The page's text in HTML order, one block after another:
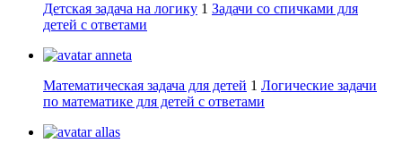
Детская задача на логику 1 Задачи со спичками для
детей с ответами
anneta
Математическая задача для детей 1 Логические задачи
по математике для детей с ответами
allas